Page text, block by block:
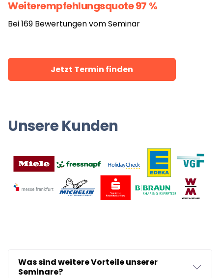
Weiterempfehlungsquote 97 %
Bei 169 Bewertungen vom Seminar
Jetzt Termin finden
Unsere Kunden
Was sind weitere Vorteile unserer
Seminare?